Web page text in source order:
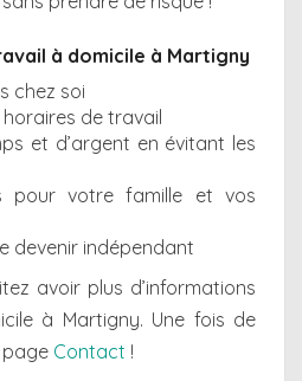
à domicile à Martigny
chez soi
de travail
et d’argent en évitant les
pour votre famille et vos
devenir indépendant
avoir plus d’informations
à Martigny. Une fois de
page Contact !